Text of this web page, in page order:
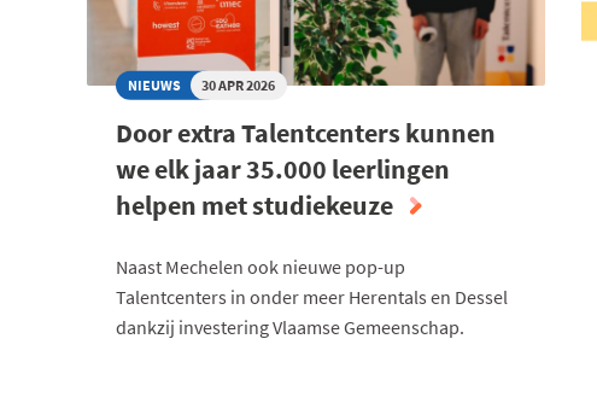
NIEUWS 30 APR 2026
Door extra Talentcenters kunnen
we elk jaar 35.000 leerlingen
helpen met studiekeuze
Naast Mechelen ook nieuwe pop-up
Talentcenters in onder meer Herentals en Dessel
dankzij investering Vlaamse Gemeenschap.